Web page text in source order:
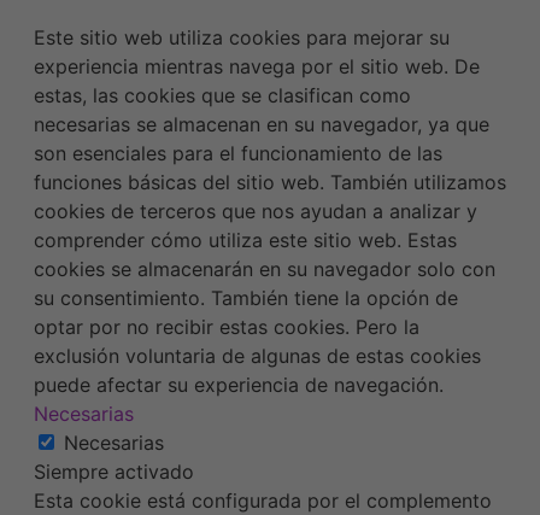
Este sitio web utiliza cookies para mejorar su
experiencia mientras navega por el sitio web. De
estas, las cookies que se clasifican como
necesarias se almacenan en su navegador, ya que
son esenciales para el funcionamiento de las
funciones básicas del sitio web. También utilizamos
cookies de terceros que nos ayudan a analizar y
comprender cómo utiliza este sitio web. Estas
cookies se almacenarán en su navegador solo con
su consentimiento. También tiene la opción de
optar por no recibir estas cookies. Pero la
exclusión voluntaria de algunas de estas cookies
puede afectar su experiencia de navegación.
Necesarias
Necesarias
Siempre activado
Esta cookie está configurada por el complemento